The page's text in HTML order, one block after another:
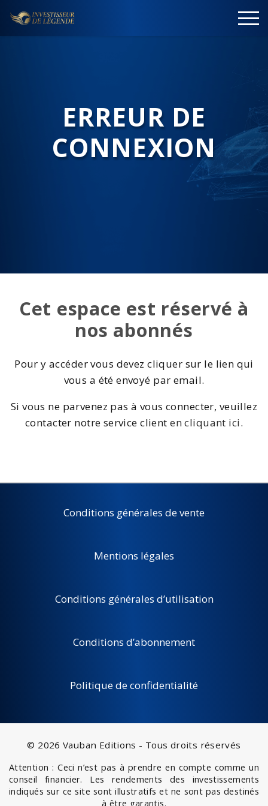
ERREUR DE
CONNEXION
Cet espace est réservé à
nos abonnés
Pour y accéder vous devez cliquer sur le lien qui
vous a été envoyé par email.
Si vous ne parvenez pas à vous connecter, veuillez
contacter notre service clienten cliquant ici.
Conditions générales de vente
Mentions légales
Conditions générales d’utilisation
Conditions d’abonnement
Politique de confidentialité
© 2026 Vauban Editions - Tous droits réservés
Attention : Ceci n’est pas à prendre en compte comme un
conseil financier. Les rendements des investissements
indiqués sur ce site sont illustratifs et ne sont pas destinés
à être garantis.